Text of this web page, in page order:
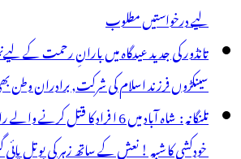
لیے درخواستیں مطلوب
تانڈور کی جدید عیدگاہ میں بارانِ رحمت کے
سینکڑوں فرزند اسلام کی شرکت, برادران وطن
تلنگانہ : شاہ آباد میں 6 ا فراد کا
خودکشی کا شبہ ! نعش کے ساتھ زہر کی بوتل